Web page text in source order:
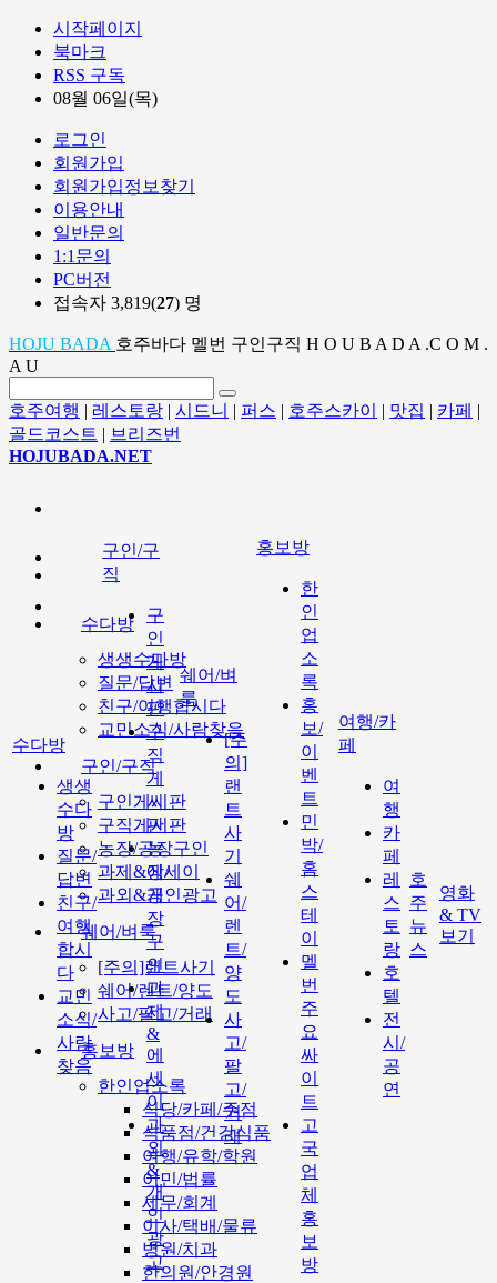
시작페이지
북마크
RSS 구독
08월 06일(목)
로그인
회원가입
회원가입정보찾기
이용안내
일반문의
1:1문의
PC버전
접속자 3,819(27) 명
HOJU BADA 호주바다 멜번 구인구직 H O U B A D A .C O M .
A U
호주여행 | 레스토랑 | 시드니 | 퍼스 | 호주스카이 | 맛집 | 카페 |
골드코스트 | 브리즈번
HOJUBADA.NET
수다방
생생수다방
질문/답변
친구/여행합시다
교민소식/사람찾음
구인/구직
구인게시판
구직게시판
농장/공장구인
과제&에세이
과외&개인광고
쉐어/벼룩
[주의]랜트사기
쉐어/렌트/양도
사고/팔고/거래
홍보방
한인업소록
식당/카페/주점
식품점/건강식품
여행/유학/학원
이민/법률
세무/회계
이사/택배/물류
병원/치과
한의원/안경원
수다방
생생
수다
방
질문/
답변
친구/
여행
합시
다
교민
소식/
사람
찾음
구인/구
직
구
인
게
시
판
구
직
게
시
판
농
장/
공
장
구
인
과
제
&
에
세
이
과
외
&
개
인
광
고
쉐어/벼
룩
[주
의]
랜
트
사
기
쉐
어/
렌
트/
양
도
사
고/
팔
고/
거
래
홍보방
한
인
업
소
록
홍
보/
이
벤
트
민
박/
홈
스
테
이
멜
번
주
요
싸
이
트
고
국
업
체
홍
보
방
여행/카
페
여
행
카
페
레
스
토
랑
호
텔
전
시/
공
연
호
주
뉴
스
영화
& TV
보기